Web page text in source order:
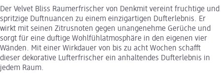
Der Velvet Bliss Raumerfrischer von Denkmit vereint fruchtige und
spritzige Duftnuancen zu einem einzigartigen Dufterlebnis. Er
wirkt mit seinen Zitrusnoten gegen unangenehme Gerüche und
sorgt für eine duftige Wohlfühlatmosphäre in den eigenen vier
Wänden. Mit einer Wirkdauer von bis zu acht Wochen schafft
dieser dekorative Lufterfrischer ein anhaltendes Dufterlebnis in
jedem Raum.